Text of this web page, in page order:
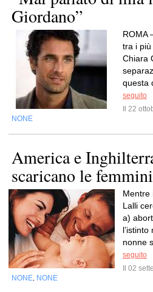
Giordano”
ROMA
tra i più
Chiara
questa
seguito
Il 22
NONE
America e
scaricano le
Mentre
Lalli
a)
nonne
seguito
Il 02
NONE NONE